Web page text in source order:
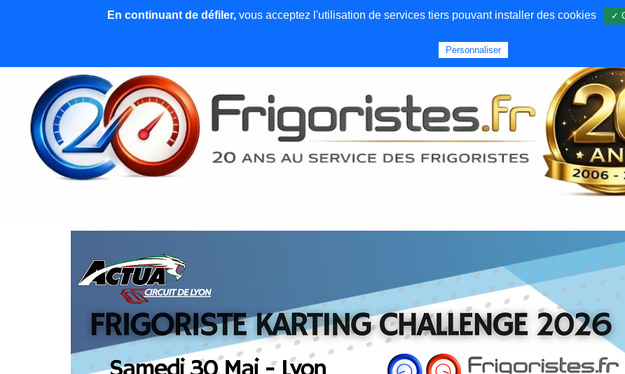
News et articles Emploi Qui sommes nous
En continuant de défiler,vous acceptez l'utilisation de services tiers pouvant installer des cookies ✓
Personnaliser